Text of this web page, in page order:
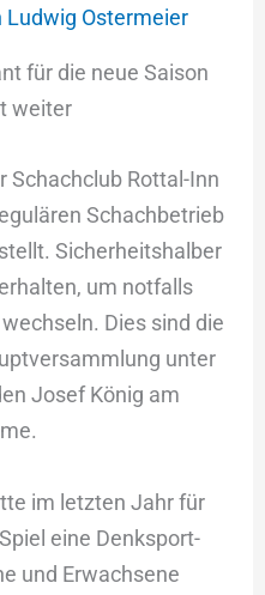
Ludwig Ostermeier
für die neue Saison
weiter
Schachclub Rottal-Inn
Schachbetrieb
Sicherheitshalber
um notfalls
Dies sind die
unter
Josef König am
im letzten Jahr für
eine Denksport-
und Erwachsene